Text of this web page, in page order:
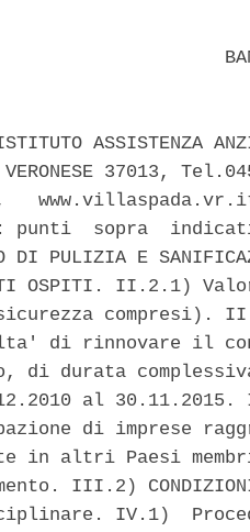
ASSISTENZA
VERONESE 37013,
punti  sopra
DI PULIZIA E
OSPITI. II.2.1)
di rinnovare il
di durata
al
di imprese
in altri Paesi
III.2)
IV.1)